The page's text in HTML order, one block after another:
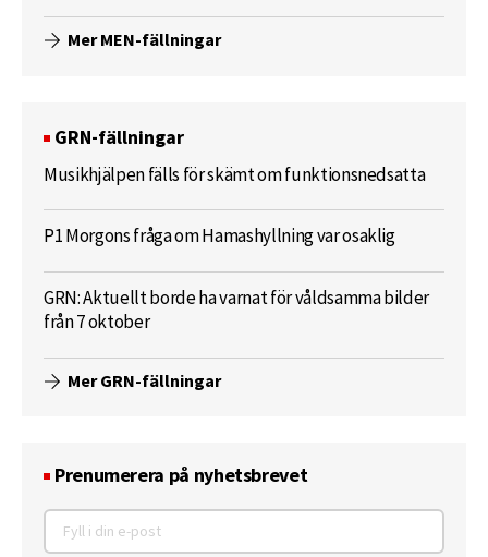
Mer MEN-fällningar
GRN-fällningar
Musikhjälpen fälls för skämt om funktionsnedsatta
P1 Morgons fråga om Hamashyllning var osaklig
GRN: Aktuellt borde ha varnat för våldsamma bilder
från 7 oktober
Mer GRN-fällningar
Prenumerera på nyhetsbrevet